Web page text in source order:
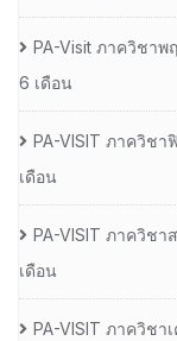
PA-Visit ภาควิชา
6 เดือน
PA-VISIT ภาควิช
เดือน
PA-VISIT ภาควิช
เดือน
PA-VISIT ภาควิช